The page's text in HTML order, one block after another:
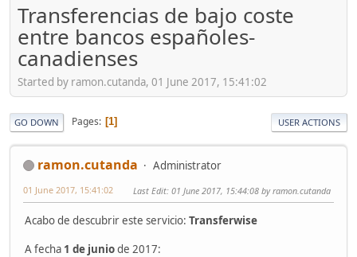
Transferencias de bajo coste
entre bancos españoles-
canadienses
Started by ramon.cutanda, 01 June 2017, 15:41:02
GO DOWN Pages 1 USER ACTIONS
ramon.cutanda Administrator
01 June 2017, 15:41:02 Last Edit: 01 June 2017, 15:44:08 by ramon.cutanda
Acabo de descubrir este servicio: Transferwise
A fecha 1 de juniode 2017: